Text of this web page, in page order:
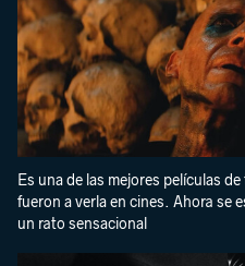
Es una de las mejores películas
fueron a verla en cines. Ahora se
un rato sensacional